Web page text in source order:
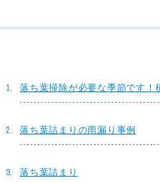
落ち葉掃除が必要な季節です！
落ち葉詰まりの雨漏り事例
落ち葉詰まり